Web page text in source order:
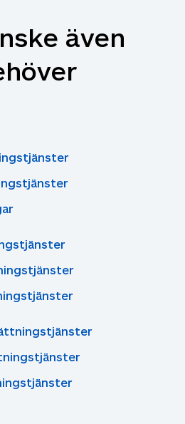
omfattande
för alla dina behov.
även